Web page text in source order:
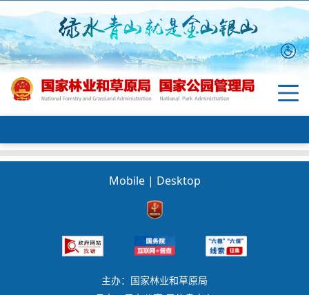
Mobile | Desktop
主办：国家林业和草原局